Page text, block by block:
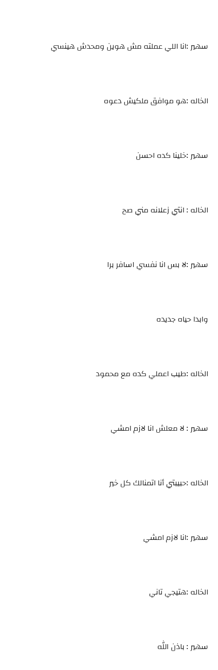
سهير :انا اللي عملته مش هوين ومحدش هينسي
الخاله :هو موافق ملكيش دعوه
سهير :خلينا كده احسن
الخاله : انتي زعلانه مني صح
سهير :لا بس انا نفسي اسافر برا
وابدا حياه جديده
الخاله :طيب اعملي كده مع محمود
سهير : لا معلش انا لازم امشي
الخاله :حبيبتي أنا اتمنالك كل خير
سهير :انا لازم امشي
الخاله :هتيجي تاني
سهير : باذن الله